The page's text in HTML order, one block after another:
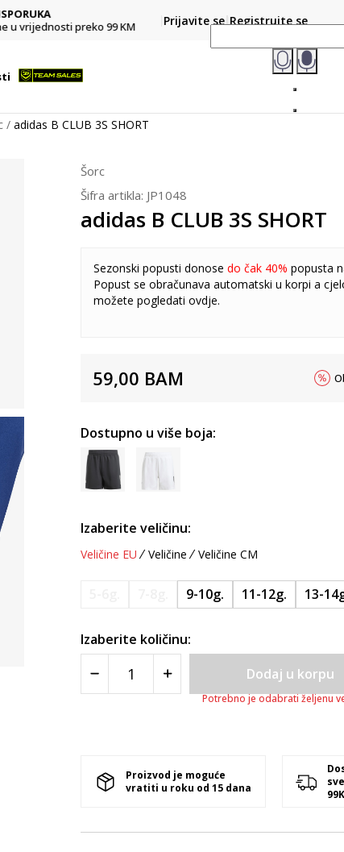
u vrijednosti preko 99 KM
Platite karticom online i preuzmite u
Prijavite se Registrujte se
adidas B CLUB 3S SHORT
Šorc
Šifra artikla: JP1048
adidas B CLUB 3S SHORT
Sezonski popusti donose do čak 40% popusta
Popust se obračunava automatski u korpi a
možete pogledati ovdje.
59,00 BAM
Dostupno u više boja:
Izaberite veličinu:
Veličine EU Veličine Veličine CM
9-10g. 11-12g. 13-
Izaberite količinu:
Dodaj u korpu
Potrebno je odabrati željenu
Proizvod je moguće
vratiti u roku od 15 dana